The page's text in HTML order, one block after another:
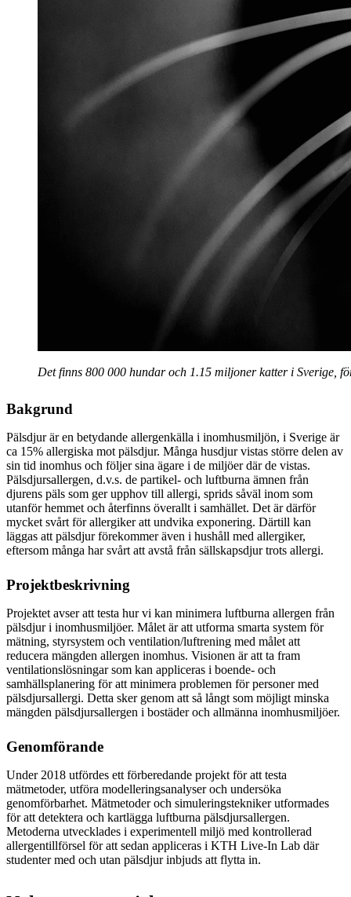
Det finns 800 000 hundar och 1.15 miljoner katter i Sverige,
Bakgrund
Pälsdjur är en betydande allergenkälla i inomhusmiljön, i Sverige är
ca 15% allergiska mot pälsdjur. Många husdjur vistas större delen av
sin tid inomhus och följer sina ägare i de miljöer där de vistas.
Pälsdjursallergen, d.v.s. de partikel- och luftburna ämnen från
djurens päls som ger upphov till allergi, sprids såväl inom som
utanför hemmet och återfinns överallt i samhället. Det är därför
mycket svårt för allergiker att undvika exponering. Därtill kan
läggas att pälsdjur förekommer även i hushåll med allergiker,
eftersom många har svårt att avstå från sällskapsdjur trots allergi.
Projektbeskrivning
Projektet avser att testa hur vi kan minimera luftburna allergen från
pälsdjur i inomhusmiljöer. Målet är att utforma smarta system för
mätning, styrsystem och ventilation/luftrening med målet att
reducera mängden allergen inomhus. Visionen är att ta fram
ventilationslösningar som kan appliceras i boende- och
samhällsplanering för att minimera problemen för personer med
pälsdjursallergi. Detta sker genom att så långt som möjligt minska
mängden pälsdjursallergen i bostäder och allmänna inomhusmiljöer.
Genomförande
Under 2018 utfördes ett förberedande projekt för att testa
mätmetoder, utföra modelleringsanalyser och undersöka
genomförbarhet. Mätmetoder och simuleringstekniker utformades
för att detektera och kartlägga luftburna pälsdjursallergen.
Metoderna utvecklades i experimentell miljö med kontrollerad
allergentillförsel för att sedan appliceras i KTH Live-In Lab där
studenter med och utan pälsdjur inbjuds att flytta in.